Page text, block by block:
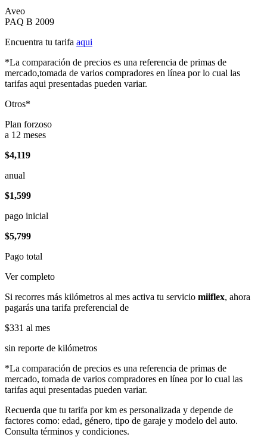
Aveo
PAQ B 2009
Encuentra tu tarifa aqui
*La comparación de precios es una referencia de primas de
mercado,tomada de varios compradores en línea por lo cual las
tarifas aqui presentadas pueden variar.
Otros*
Plan forzoso
a 12 meses
$4,119
anual
$1,599
pago inicial
$5,799
Pago total
Ver completo
Si recorres más kilómetros al mes activa tu servicio miiflex, ahora
pagarás una tarifa preferencial de
$331 al mes
sin reporte de kilómetros
*La comparación de precios es una referencia de primas de
mercado, tomada de varios compradores en línea por lo cual las
tarifas aqui presentadas pueden variar.
Recuerda que tu tarifa por km es personalizada y depende de
factores como: edad, género, tipo de garaje y modelo del auto.
Consulta términos y condiciones.